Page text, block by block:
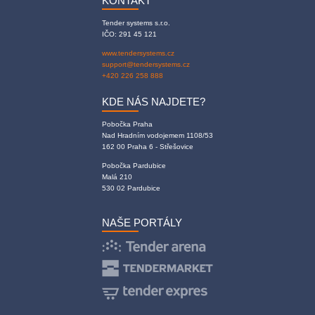
Tender systems s.r.o.
IČO: 291 45 121
www.tendersystems.cz
support@tendersystems.cz
+420 226 258 888
KDE NÁS NAJDETE?
Pobočka Praha
Nad Hradním vodojemem 1108/53
162 00 Praha 6 - Střešovice
Pobočka Pardubice
Malá 210
530 02 Pardubice
NAŠE PORTÁLY